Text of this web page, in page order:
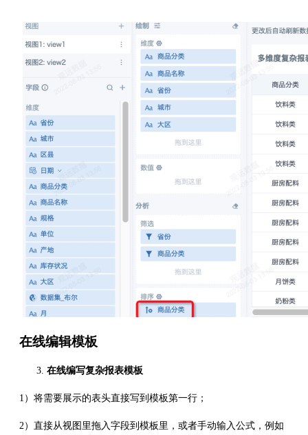
在线编辑模板
在线编写复杂报表模板
1）将需要展示的表头直接写到模板第一行；
2）直接从视图里拖入字段到模板里，或者手动输入公式，例如